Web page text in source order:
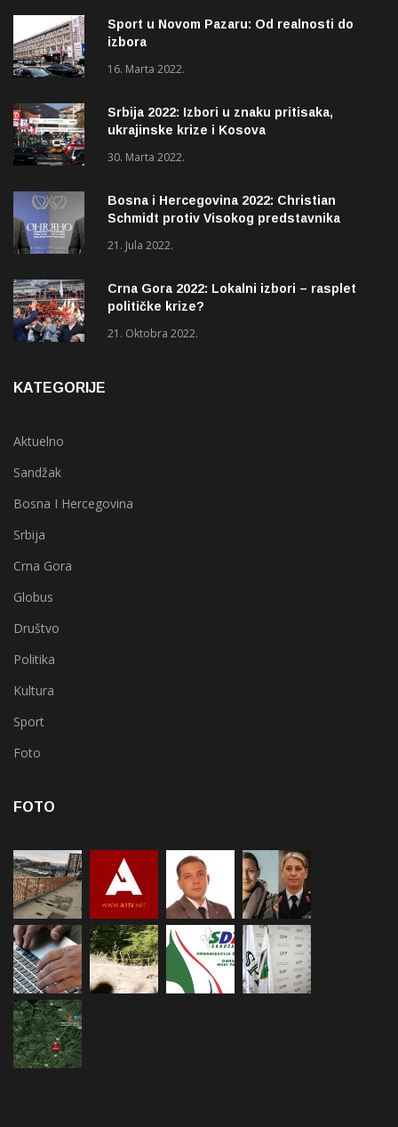
Sport u Novom Pazaru: Od realnosti do
izbora
16. Marta 2022.
Srbija 2022: Izbori u znaku pritisaka,
ukrajinske krize i Kosova
30. Marta 2022.
Bosna i Hercegovina 2022: Christian
Schmidt protiv Visokog predstavnika
21. Jula 2022.
Crna Gora 2022: Lokalni izbori – rasplet
političke krize?
21. Oktobra 2022.
KATEGORIJE
Aktuelno
Sandžak
Bosna I Hercegovina
Srbija
Crna Gora
Globus
Društvo
Politika
Kultura
Sport
Foto
FOTO